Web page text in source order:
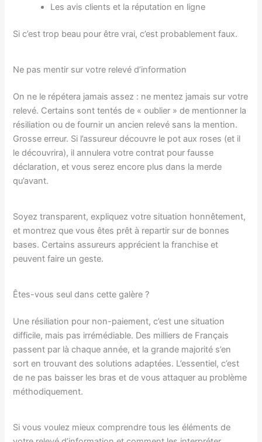
Les avis clients et la réputation en ligne
Si c’est trop beau pour être vrai, c’est probablement faux.
Ne pas mentir sur votre relevé d’information
On ne le répétera jamais assez : ne mentez jamais sur votre
relevé. Certains sont tentés de « oublier » de mentionner la
résiliation ou de fournir un ancien relevé sans la mention.
Grosse erreur. Si l’assureur découvre le pot aux roses (et il
le découvrira), il annulera votre contrat pour fausse
déclaration, et vous serez encore plus dans la merde
qu’avant.
Soyez transparent, expliquez votre situation honnêtement,
et montrez que vous êtes prêt à repartir sur de bonnes
bases. Certains assureurs apprécient la franchise et
peuvent faire un geste.
Êtes-vous seul dans cette galère ?
Une résiliation pour non-paiement, c’est une situation
difficile, mais pas irrémédiable. Des milliers de Français
passent par là chaque année, et la grande majorité s’en
sort en trouvant des solutions adaptées. L’essentiel, c’est
de ne pas baisser les bras et de vous attaquer au problème
méthodiquement.
Si vous voulez mieux comprendre tous les éléments de